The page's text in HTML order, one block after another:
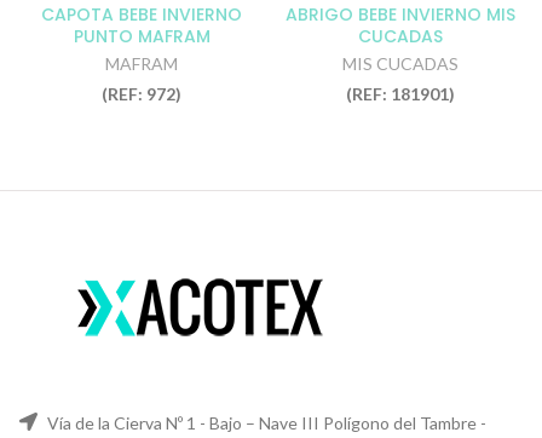
CAPOTA BEBE INVIERNO
PUNTO MAFRAM
MAFRAM
(REF: 972)
ABRIGO BEBE INVIERNO MIS
CUCADAS
MIS CUCADAS
(REF: 181901)
Vía de la Cierva Nº 1 - Bajo – Nave III Polígono del Tambre -